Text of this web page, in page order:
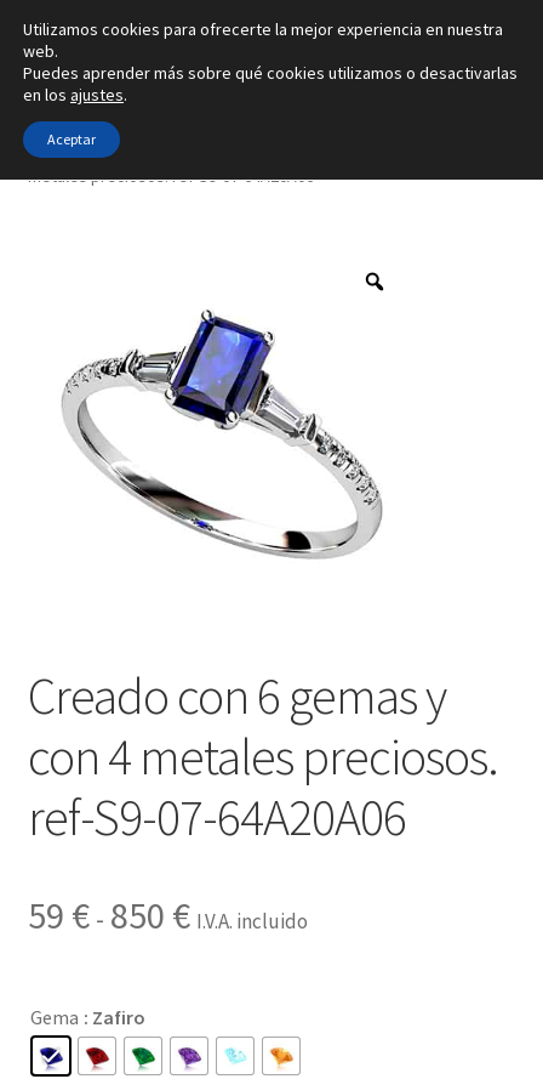
Ir
a
la
navegación
Ir
al
contenido
Inicio
Alianzas
Colgantes
Sobre nosotros
Inicio Tipo de joya
metales preciosos. ref-S9-07-64A20A06
Creado con 6 gemas y
con 4 metales preciosos.
ref-S9-07-64A20A06
59 € - 850 €Rango
desde
I.V.A. incluido
Gema : Zafiro
Utilizamos cookies para ofrecerte la mejor experiencia en nuestra
web.
Puedes aprender más sobre qué cookies utilizamos o desactivarlas
en los ajustes.
Aceptar